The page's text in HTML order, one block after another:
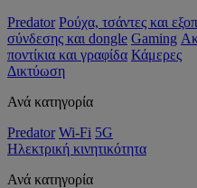
Predator Ρούχα, τσάντες και
σύνδεσης και dongle Gaming
ποντίκια και γραφίδα Κάμερες
Δικτύωση
Ανά κατηγορία
Predator Wi-Fi 5G
Ηλεκτρική κινητικότητα
Ανά κατηγορία